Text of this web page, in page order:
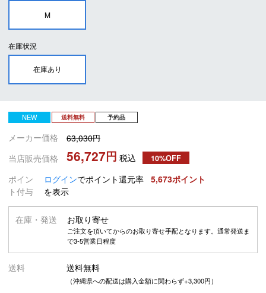
M
在庫状況
在庫あり
NEW 送料無料 予約品
メーカー価格
63,030
当店販売価格
56,727 税込 10%OFF
ポイン
ト付与
ログインでポイント還元率
を表示
5,673
在庫・発送 お取り寄せ
ご注文を頂いてからのお取り寄せ手配となります。通常発送ま
で3-5営業日程度
送料 送料無料
（沖縄県への配送は購入金額に関わらず+3,300円）